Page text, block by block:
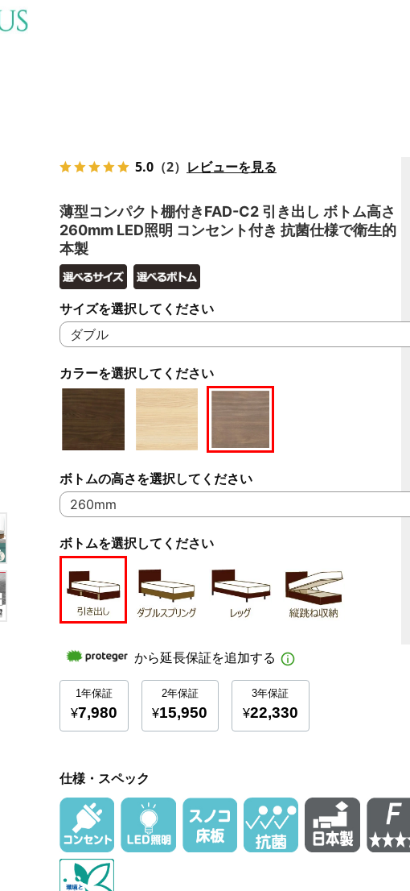
5.0 （2） レビューを見る
薄型コンパクト棚付きFAD-C2 引き出し ボトム高さ：
260mm LED照明 コンセント付き 抗菌仕様で衛生的 日
本製
カラーを選択してください
サイズを選択してください
ボトムの高さを選択してください
ボトムを選択してください
仕様・スペック